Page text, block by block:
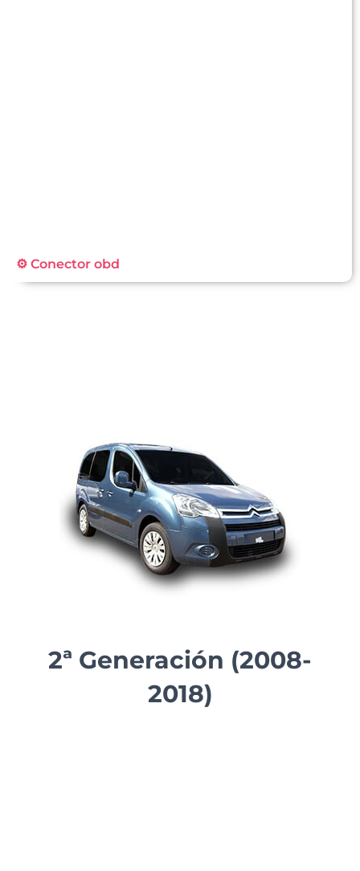
⚙️ Conector obd
2ª Generación (2008-
2018)